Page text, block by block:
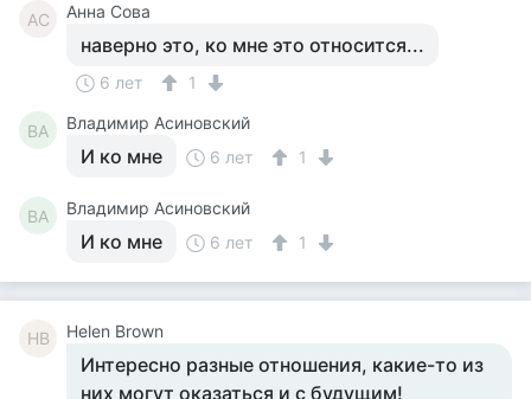
АС Анна Сова
наверно это, ко мне это относится...
6 лет 1
ВА Владимир Асиновский
И ко мне 6 лет 1
ВА Владимир Асиновский
И ко мне 6 лет 1
HB Helen Brown
Интересно разные отношения, какие-то из
них могут оказаться и с будущим!